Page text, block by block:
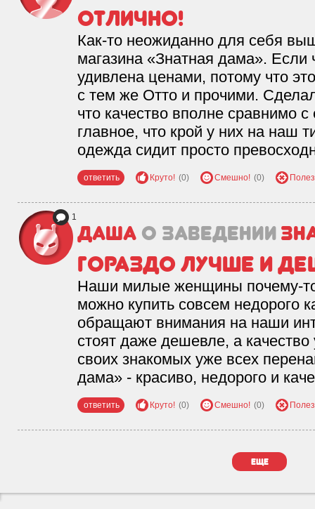
Отлично!
Как-то неожиданно для себя
магазина «Знатная дама». Если
удивлена ценами, потому что
с тем же Отто и прочими.
что качество вполне сравнимо
главное, что крой у них на наш
одежда сидит просто
ответить Круто! (0) Смешно! (0)
1
Даша о заведении
Гораздо лучше и
Наши милые женщины почему-
можно купить совсем недорого
обращают внимания на наши
стоят даже дешевле, а
своих знакомых уже всех
дама» - красиво, недорого и
ответить Круто! (0) Смешно! (0)
еще